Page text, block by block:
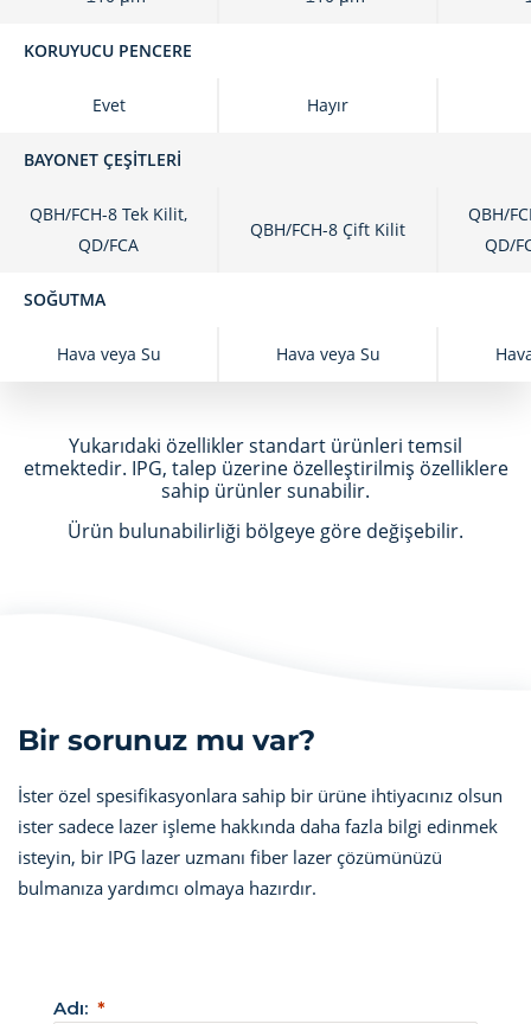
KORUYUCU PENCERE
Evet Hayır
BAYONET ÇEŞITLERI
QBH/FCH-8 Tek Kilit,
QD/FCA
QBH/FCH-8 Çift Kilit
QBH/
QD/
SOĞUTMA
Hava veya Su Hava veya Su
Yukarıdaki özellikler standart ürünleri temsil
etmektedir. IPG, talep üzerine özelleştirilmiş özelliklere
sahip ürünler sunabilir.
Ürün bulunabilirliği bölgeye göre değişebilir.
Bir sorunuz mu var?
İster özel spesifikasyonlara sahip bir ürüne ihtiyacınız olsun
ister sadece lazer işleme hakkında daha fazla bilgi edinmek
isteyin, bir IPG lazer uzmanı fiber lazer çözümünüzü
bulmanıza yardımcı olmaya hazırdır.
Adı: